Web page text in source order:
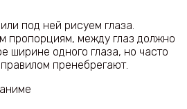
под ней рисуем глаза.
пропорциям, между глаз должно
ширине одного глаза, но часто
пренебрегают.